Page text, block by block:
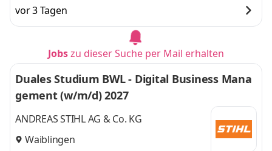
vor 3 Tagen
Jobszu dieser Suche per Mail erhalten
Duales Studium BWL - Digital Business Mana
gement (w/m/d) 2027
ANDREAS STIHL AG & Co. KG
Waiblingen